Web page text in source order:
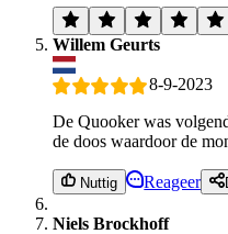
Willem Geurts
8-9-2023
De Quooker was
de doos waardoor de
Nuttig Reageer
Niels Brockhoff